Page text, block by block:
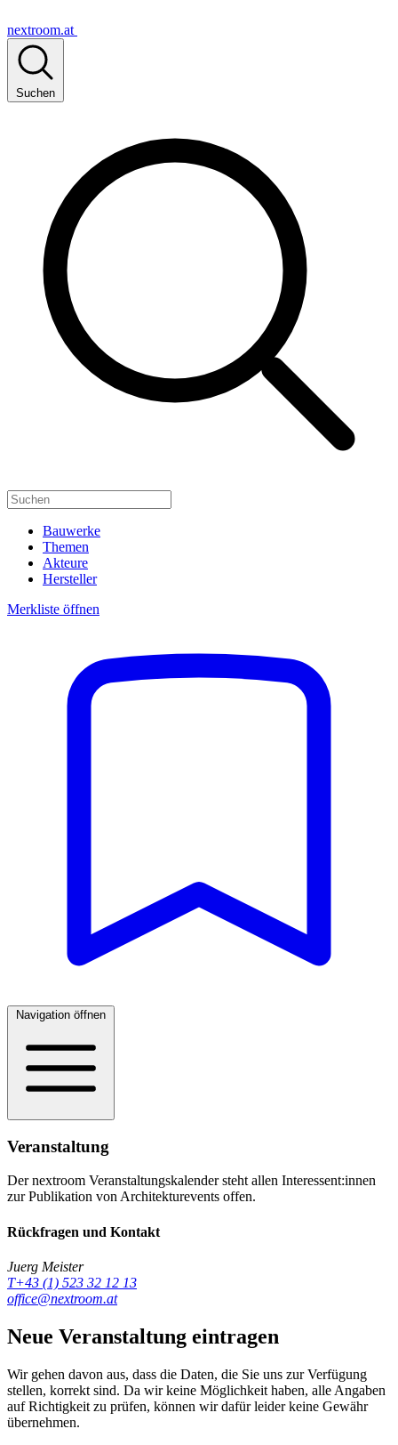
nextroom.at
Suchen
Bauwerke
Themen
Akteure
Hersteller
Merkliste öffnen
Navigation öffnen
Veranstaltung
Der nextroom Veranstaltungskalender steht allen Interessent:innen
zur Publikation von Architekturevents offen.
Rückfragen und Kontakt
Juerg Meister
T+43 (1) 523 32 12 13
office@nextroom.at
Neue Veranstaltung eintragen
Wir gehen davon aus, dass die Daten, die Sie uns zur Verfügung
stellen, korrekt sind. Da wir keine Möglichkeit haben, alle Angaben
auf Richtigkeit zu prüfen, können wir dafür leider keine Gewähr
übernehmen.